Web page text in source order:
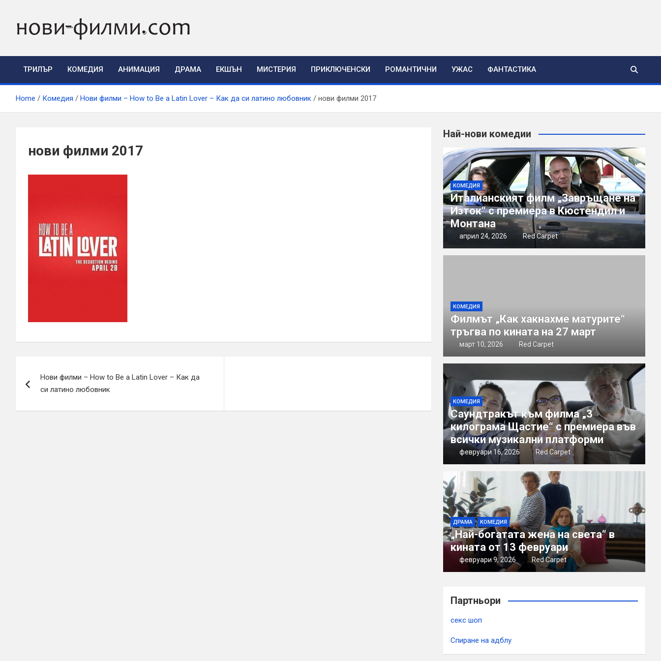
content
ТРИЛЪР КОМЕДИЯ АНИМАЦИЯ ДРАМА ЕКШЪН МИСТЕРИЯ ПРИКЛЮЧЕНСКИ РОМАНТИЧНИ УЖАС ФАНТАСТИКА
Home Комедия Нови филми – How to Be a Latin Lover – Как да си латино любовник нови филми 2017
нови филми 2017
Нови филми – How to Be a Latin Lover – Как да
си латино любовник
Най-нови комедии
КОМЕДИЯ
Италианският филм „Завръщане на
Изток“ с премиера в Кюстендил и
Монтана
април 24, 2026 Red Carpet
КОМЕДИЯ
Филмът „Как хакнахме матурите“
тръгва по кината на 27 март
март 10, 2026 Red Carpet
КОМЕДИЯ
Саундтракът към филма „3
килограма Щастие“ с премиера във
всички музикални платформи
февруари 16, 2026 Red Carpet
ДРАМА КОМЕДИЯ
„Най-богатата жена на света“ в
кината от 13 февруари
февруари 9, 2026 Red Carpet
Партньори
секс шоп
Спиране на адблу